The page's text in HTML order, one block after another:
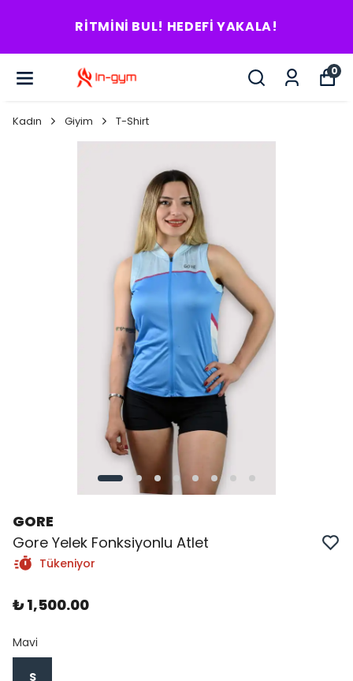
RITMINI BUL! HEDEFI YAKALA!
0
Kadın Giyim T-Shirt
GORE
Gore Yelek Fonksiyonlu Atlet
Tükeniyor
₺ 1,500.00
Mavi
S